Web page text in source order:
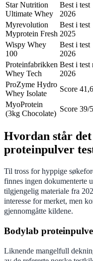
Star Nutrition
Ultimate Whey
Best i test
2026
Myrevolution
Myprotein Fresh
Best i test
2025
Wispy Whey
100
Best i test
2026
Proteinfabrikken
Whey Tech
Best i test
2026
ProZyme Hydro
Whey Isolate
Score
MyoProtein
(3kg Chocolate)
Score 39/
Hvordan står
proteinpulver
Til tross for hyppige
finnes ingen dokumenterte
tilgjengelig materiale fra
interesse for merket, men
gjennomgåtte kildene.
Bodylab
Liknende mangelfull